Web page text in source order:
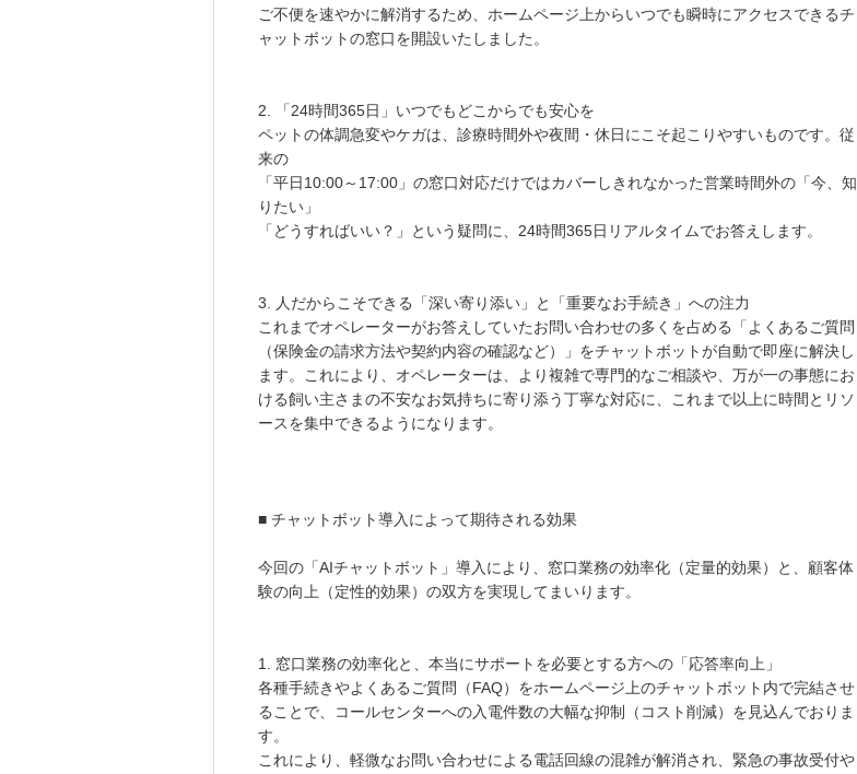
ご不便を速やかに解消するため、ホームページ上からいつでも瞬時にアクセスできるチ
ャットボットの窓口を開設いたしました。
2. 「24時間365日」いつでもどこからでも安心を
ペットの体調急変やケガは、診療時間外や夜間・休日にこそ起こりやすいものです。従
来の
「平日10:00～17:00」の窓口対応だけではカバーしきれなかった営業時間外の「今、知
りたい」
「どうすればいい？」という疑問に、24時間365日リアルタイムでお答えします。
3. 人だからこそできる「深い寄り添い」と「重要なお手続き」への注力
これまでオペレーターがお答えしていたお問い合わせの多くを占める「よくあるご質問
（保険金の請求方法や契約内容の確認など）」をチャットボットが自動で即座に解決し
ます。これにより、オペレーターは、より複雑で専門的なご相談や、万が一の事態にお
ける飼い主さまの不安なお気持ちに寄り添う丁寧な対応に、これまで以上に時間とリソ
ースを集中できるようになります。
■ チャットボット導入によって期待される効果
今回の「AIチャットボット」導入により、窓口業務の効率化（定量的効果）と、顧客体
験の向上（定性的効果）の双方を実現してまいります。
1. 窓口業務の効率化と、本当にサポートを必要とする方への「応答率向上」
各種手続きやよくあるご質問（FAQ）をホームページ上のチャットボット内で完結させ
ることで、コールセンターへの入電件数の大幅な抑制（コスト削減）を見込んでおりま
す。
これにより、軽微なお問い合わせによる電話回線の混雑が解消され、緊急の事故受付や